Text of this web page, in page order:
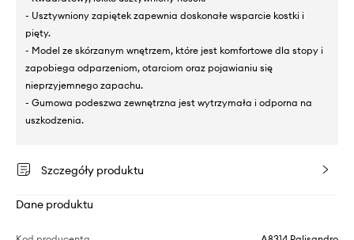
- Usztywniony zapiętek zapewnia doskonałe wsparcie kostki i
pięty.
- Model ze skórzanym wnętrzem, które jest komfortowe dla stopy i
zapobiega odparzeniom, otarciom oraz pojawianiu się
nieprzyjemnego zapachu.
- Gumowa podeszwa zewnętrzna jest wytrzymała i odporna na
uszkodzenia.
Szczegóły produktu
Dane produktu